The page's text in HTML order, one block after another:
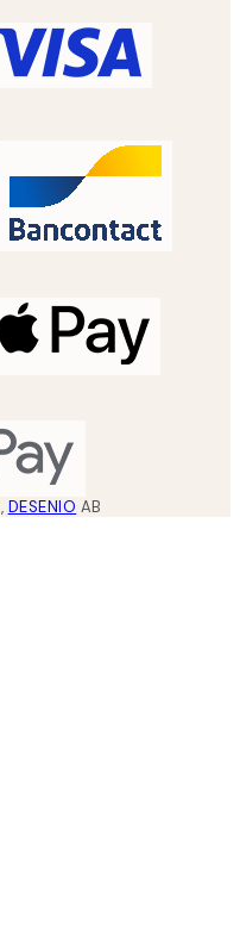
, DESENIO AB